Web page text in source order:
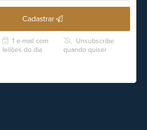
Cadastrar
1 e-mail com
leilões do dia
Unsubscribe
quando quiser